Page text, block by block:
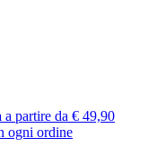
a partire da € 49,90
ogni ordine